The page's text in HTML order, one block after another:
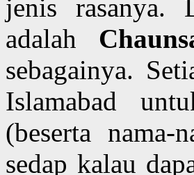
jenis rasanya.
adalah
sebagainya.
Islamabad
(beserta nama-
sedap kalau